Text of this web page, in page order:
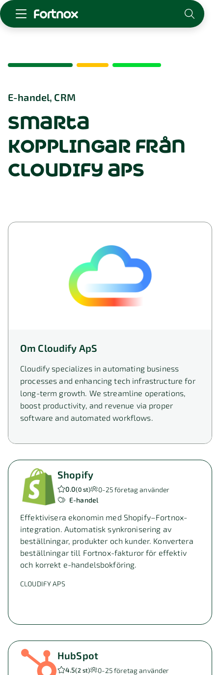
Skaffa Fortnox
Kunskap & inspiration
Logga in
Om Fortnox
Kontakt
E-handel, CRM
smarta
kopplingar från
cloudify aps
Shopify
0.0(0 st) 0-25företag använder
E-handel
Effektivisera ekonomin med Shopify–Fortnox-
integration. Automatisk synkronisering av
beställningar, produkter och kunder. Konvertera
beställningar till Fortnox-fakturor för effektiv
och korrekt e-handelsbokföring.
CLOUDIFY APS
HubSpot
4.5(2 st) 0-25företag använder
Om Cloudify ApS
Cloudify specializes in automating business
processes and enhancing tech infrastructure for
long-term growth. We streamline operations,
boost productivity, and revenue via proper
software and automated workflows.